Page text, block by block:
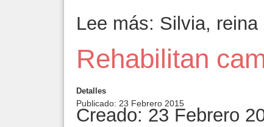
Lee más: Silvia,
Rehabilitan
Detalles
Publicado: 23 Febrero 2015
Creado: 23 Febrero